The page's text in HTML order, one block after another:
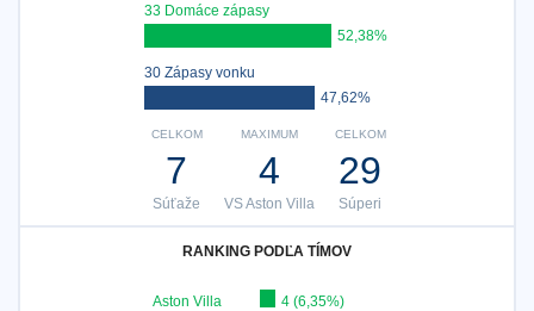
33 Domáce zápasy
52,38%
30 Zápasy vonku
47,62%
CELKOM
29
Súperi
MAXIMUM
4
VS Aston Villa
CELKOM
7
Súťaže
RANKING PODĽA TÍMOV
Aston Villa
4 (6,35%)